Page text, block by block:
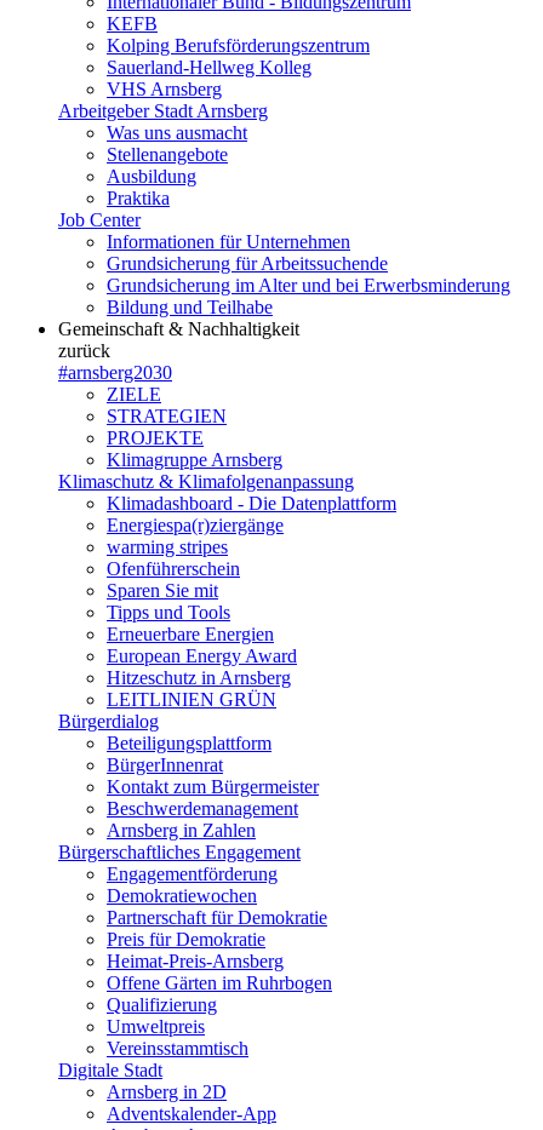
KEFB
Kolping Berufsförderungszentrum
Sauerland-Hellweg Kolleg
VHS Arnsberg
Arbeitgeber Stadt Arnsberg
Was uns ausmacht
Stellenangebote
Ausbildung
Praktika
Job Center
Informationen für Unternehmen
Grundsicherung für Arbeitssuchende
Grundsicherung im Alter und bei Erwerbsminderung
Bildung und Teilhabe
Gemeinschaft & Nachhaltigkeit
zurück
#arnsberg2030
ZIELE
STRATEGIEN
PROJEKTE
Klimagruppe Arnsberg
Klimaschutz & Klimafolgenanpassung
Klimadashboard - Die Datenplattform
Energiespa(r)ziergänge
warming stripes
Ofenführerschein
Sparen Sie mit
Tipps und Tools
Erneuerbare Energien
European Energy Award
Hitzeschutz in Arnsberg
LEITLINIEN GRÜN
Bürgerdialog
Beteiligungsplattform
BürgerInnenrat
Kontakt zum Bürgermeister
Beschwerdemanagement
Arnsberg in Zahlen
Bürgerschaftliches Engagement
Engagementförderung
Demokratiewochen
Partnerschaft für Demokratie
Preis für Demokratie
Heimat-Preis-Arnsberg
Offene Gärten im Ruhrbogen
Qualifizierung
Umweltpreis
Vereinsstammtisch
Digitale Stadt
Arnsberg in 2D
Adventskalender-App